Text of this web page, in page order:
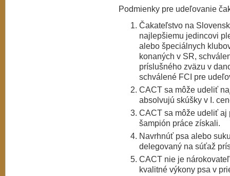
Podmienky pre udeľovanie
Čakateľstvo na
najlepšiemu jedincovi
alebo špeciálnych
konaných v SR,
príslušného zväzu v
schválené FCI pre
CACT sa môže udeliť
absolvujú skúšky v I.
CACT sa môže udeliť aj
šampión práce získali.
Navrhnúť psa alebo
delegovaný na súťaž
CACT nie je
kvalitné výkony psa v